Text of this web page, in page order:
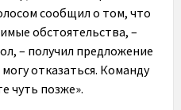
сообщил о том, что
обстоятельства, –
– получил предложение
отказаться. Команду
чуть позже».